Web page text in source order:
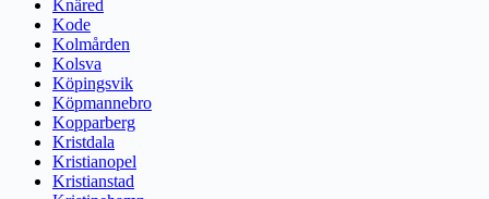
Knäred
Kode
Kolmården
Kolsva
Köpingsvik
Köpmannebro
Kopparberg
Kristdala
Kristianopel
Kristianstad